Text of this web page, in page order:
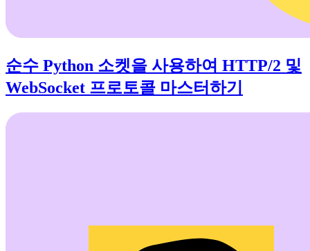
순수 Python 소켓을 사용하여 HTTP/2 및
WebSocket 프로토콜 마스터하기